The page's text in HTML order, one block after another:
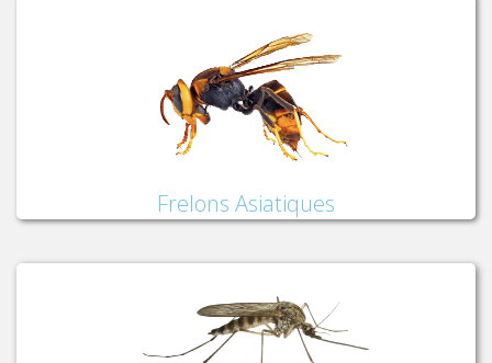
Frelons Asiatiques